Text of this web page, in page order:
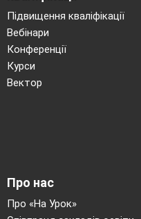
Підвищення кваліфікації
Вебінари
Конференції
Курси
Вектор
Про нас
Про «На Урок»